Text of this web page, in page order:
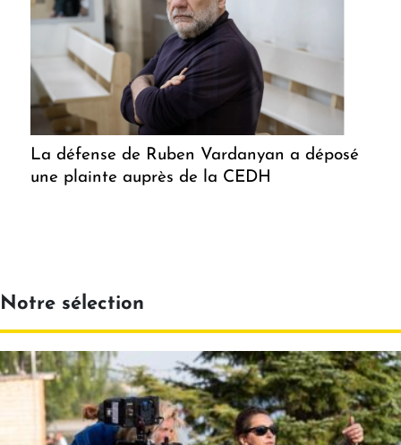
La défense de Ruben Vardanyan a déposé
une plainte auprès de la CEDH
Notre sélection